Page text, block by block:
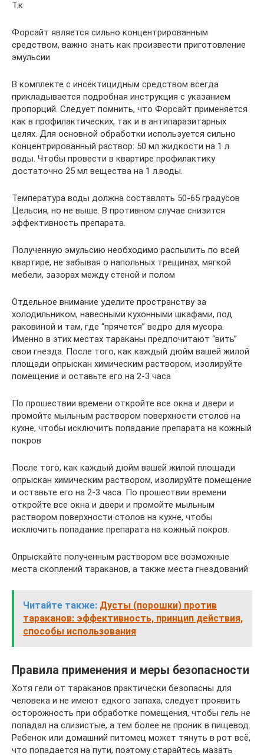
Т.к
Форсайт является сильно концентрированным
средством, важно знать как произвести приготовление
эмульсии
В комплекте с инсектицидным средством всегда
прикладывается подробная инструкция с указанием
пропорций. Следует помнить, что Форсайт применяется
как в профилактических, так и в антипаразитарных
целях. Для основной обработки используется сильно
концентрированный раствор: 50 мл жидкости на 1 л.
воды. Чтобы провести в квартире профилактику
достаточно 25 мл вещества на 1 л.воды.
Температура воды должна составлять 50-65 градусов
Цельсия, но не выше. В противном случае снизится
эффективность препарата.
Полученную эмульсию необходимо распылить по всей
квартире, не забывая о напольных трещинах, мягкой
мебели, зазорах между стеной и полом
Отдельное внимание уделите пространству за
холодильником, навесными кухонными шкафами, под
раковиной и там, где “прячется” ведро для мусора.
Именно в этих местах тараканы предпочитают “вить”
свои гнезда. После того, как каждый дюйм вашей жилой
площади опрыскан химическим раствором, изолируйте
помещение и оставьте его на 2-3 часа
По прошествии времени откройте все окна и двери и
промойте мыльным раствором поверхности столов на
кухне, чтобы исключить попадание препарата на кожный
покров
После того, как каждый дюйм вашей жилой площади
опрыскан химическим раствором, изолируйте помещение
и оставьте его на 2-3 часа. По прошествии времени
откройте все окна и двери и промойте мыльным
раствором поверхности столов на кухне, чтобы
исключить попадание препарата на кожный покров.
Опрыскайте полученным раствором все возможные
места скоплений тараканов, а также места гнездований
Читайте также: Дусты (порошки) против
тараканов: эффективность, принцип действия,
способы использования
Правила применения и меры безопасности
Хотя гели от тараканов практически безопасны для
человека и не имеют едкого запаха, следует проявить
осторожность при обработке помещения, чтобы гель не
попадал на слизистые, а тем более не проник в пищевод.
Ребенок или домашний питомец может тянуть в рот всё,
что попадается на пути, поэтому старайтесь мазать